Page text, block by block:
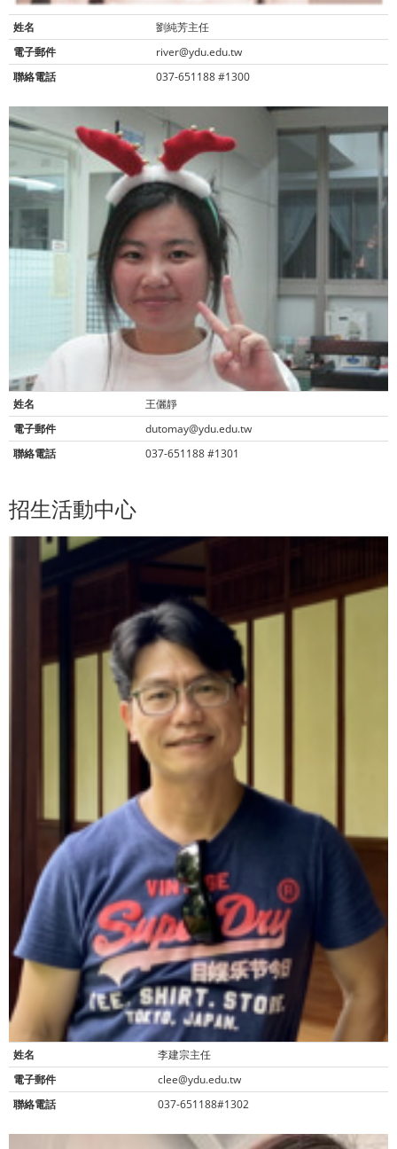
姓名
劉純芳主任
電子郵件
river@ydu.edu.tw
聯絡電話
037-651188 #1300
姓名
王儷靜
電子郵件
dutomay@ydu.edu.tw
聯絡電話
037-651188 #1301
招生活動中心
姓名
李建宗主任
電子郵件
clee@ydu.edu.tw
聯絡電話
037-651188#1302